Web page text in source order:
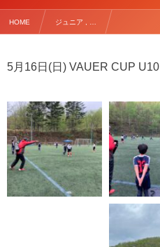
HOME ジュニア , …
5月16日(日) VAUER CUP U10